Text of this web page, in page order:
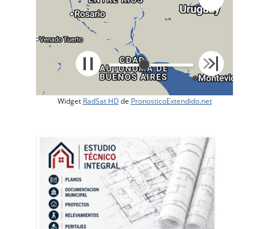
Widget RadSat HD de PronosticoExtendido.net